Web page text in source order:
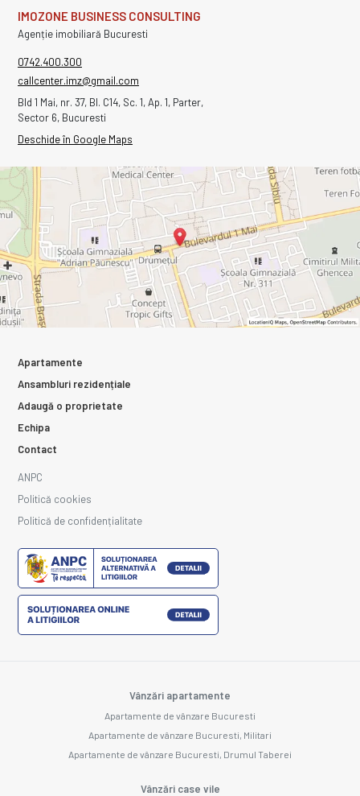
IMOZONE BUSINESS CONSULTING
Agenție imobiliară Bucuresti
0742.400.300
callcenter.imz@gmail.com
Bld 1 Mai, nr. 37, Bl. C14, Sc. 1, Ap. 1, Parter,
Sector 6, Bucuresti
Deschide în Google Maps
Apartamente
Ansambluri rezidențiale
Adaugă o proprietate
Echipa
Contact
ANPC
Politică cookies
Politică de confidențialitate
Vânzări apartamente
Apartamente de vânzare Bucuresti
Apartamente de vânzare Bucuresti, Militari
Apartamente de vânzare Bucuresti, Drumul Taberei
Vânzări case vile